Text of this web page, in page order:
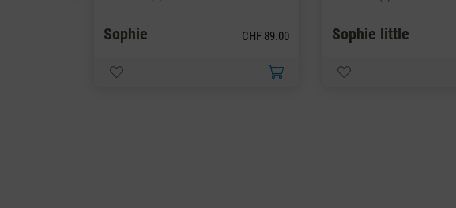
Durchschnittliche Bewertung von 4.5 von 5 Sternen
Sophie CHF 89.00
Durchschnittliche Bewertung
Sophie little